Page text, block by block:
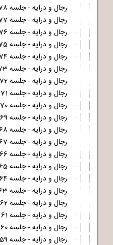
رجال و درایه - جلسه 78
رجال و درایه - جلسه 77
رجال و درایه - جلسه 76
رجال و درایه - جلسه 75
رجال و درایه - جلسه 74
رجال و درایه - جلسه 73
رجال و درایه - جلسه 72
رجال و درایه - جلسه 71
رجال و درایه - جلسه 70
رجال و درایه - جلسه 69
رجال و درایه - جلسه 68
رجال و درایه - جلسه 67
رجال و درایه - جلسه 66
رجال و درایه - جلسه 65
رجال و درایه - جلسه 64
رجال و درایه - جلسه 63
رجال و درایه - جلسه 62
رجال و درایه - جلسه 61
رجال و درایه - جلسه 60
رجال و درایه - جلسه 59 (بررسی متن و سند زیارت عاشورای مشهور - قسمت دوم و آخر)